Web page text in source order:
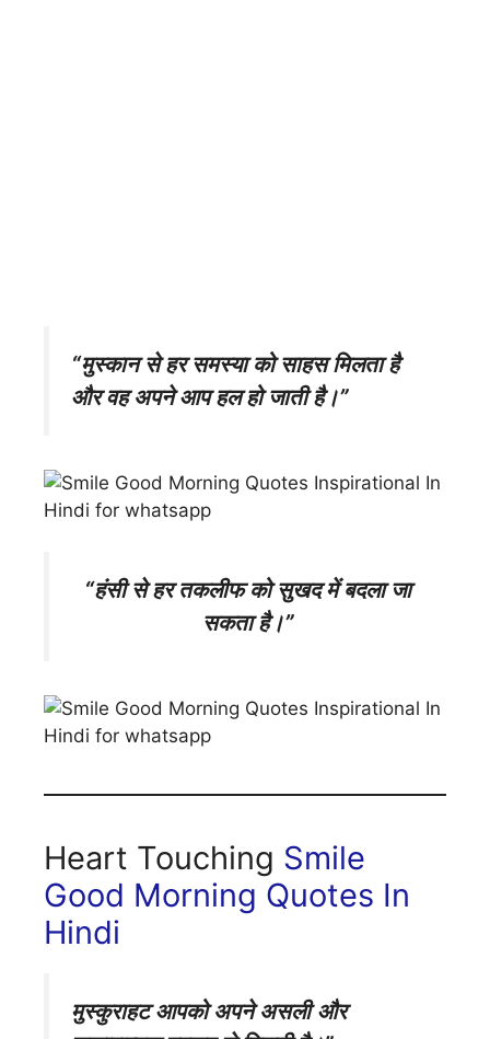
“मुस्कान से हर समस्या को साहस मिलता है
और वह अपने आप हल हो जाती है।”
“हंसी से हर तकलीफ को सुखद में बदला जा
सकता है।”
Heart Touching Smile
Good Morning Quotes In
Hindi
मुस्कुराहट आपको अपने असली और